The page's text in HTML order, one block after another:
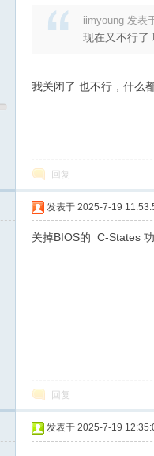
iimyoung 发表
现在又不行了
我关闭了 也不行，什么
回复
发表于 2025-7-19
关掉BIOS的 C-States
回复
发表于 2025-7-19